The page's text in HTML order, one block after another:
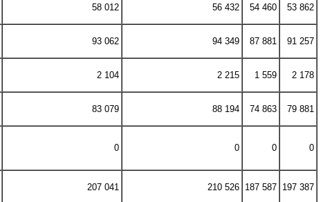
58 012 56 432 54 460 53 862
93 062 94 349 87 881 91 257
2 104 2 215 1 559 2 178
83 079 88 194 74 863 79 881
0 0 0 0
207 041 210 526 187 587 197 387